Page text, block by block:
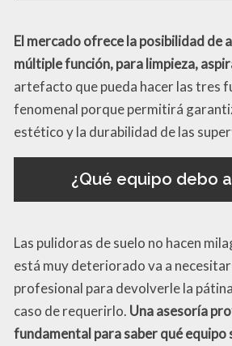
El mercado ofrece la posibilidad de
múltiple función, para limpieza,
artefacto que pueda hacer las tres
fenomenal porque permitirá
estético y la durabilidad de las
¿Qué equipo debo
Las pulidoras de suelo no hacen
está muy deteriorado va a
profesional para devolverle la
caso de requerirlo. Una asesoría
fundamental para saber qué equipo